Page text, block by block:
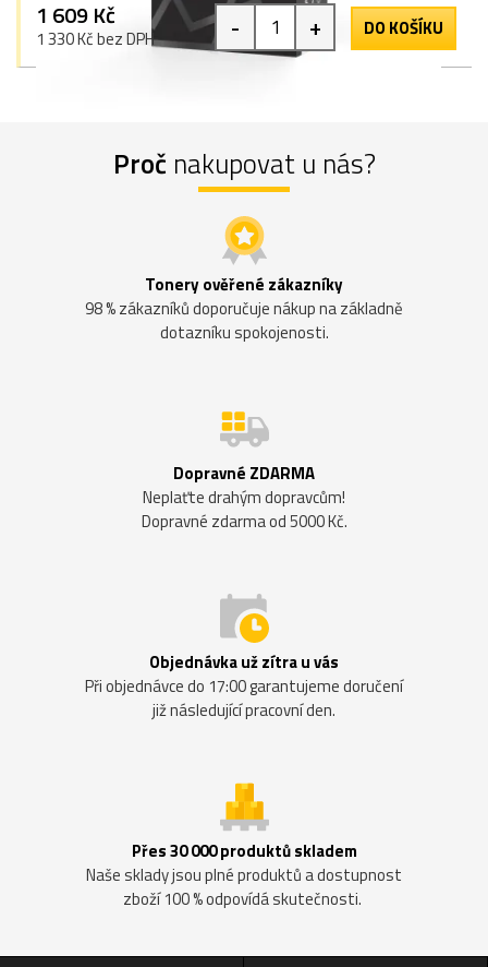
1 609 Kč
1 330 Kč bez DPH - + DO KOŠÍKU
Proč nakupovat u nás?
Tonery ověřené zákazníky
98 % zákazníků doporučuje nákup na základně
dotazníku spokojenosti.
Dopravné ZDARMA
Neplaťte drahým dopravcům!
Dopravné zdarma od 5000 Kč.
Objednávka už zítra u vás
Při objednávce do 17:00 garantujeme doručení
již následující pracovní den.
Přes 30 000 produktů skladem
Naše sklady jsou plné produktů a dostupnost
zboží 100 % odpovídá skutečnosti.